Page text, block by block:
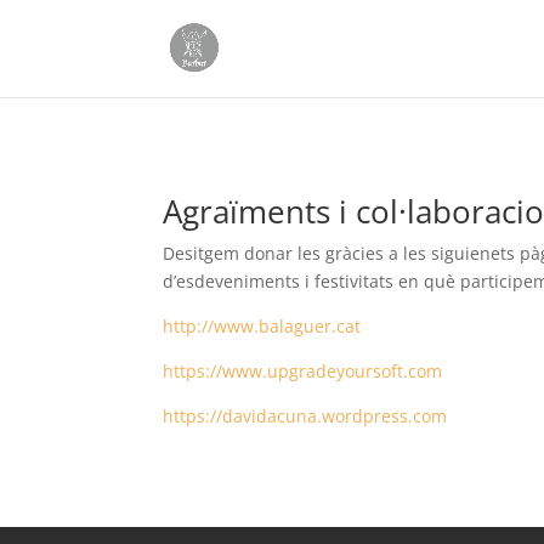
Agraïments i
Desitgem donar les gràcies a les siguienets
d’esdeveniments i festivitats en què
http://www.balaguer.cat
https://www.upgradeyoursoft.com
https://davidacuna.wordpress.com